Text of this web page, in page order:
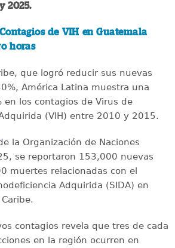
2025.
Contagios de VIH en Guatemala
horas
que logró reducir sus nuevas
América Latina muestra una
en los contagios de Virus de
(VIH) entre 2010 y 2015.
la Organización de Naciones
se reportaron 153,000 nuevas
muertes relacionadas con el
Adquirida (SIDA) en
contagios revela que tres de cada
en la región ocurren en